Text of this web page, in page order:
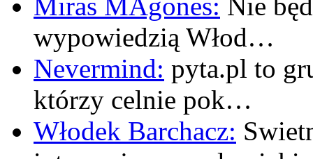
Miras MAgones: Nie
wypowiedzią Włod…
Nevermind: pyta.pl to
którzy celnie pok…
Włodek Barchacz: